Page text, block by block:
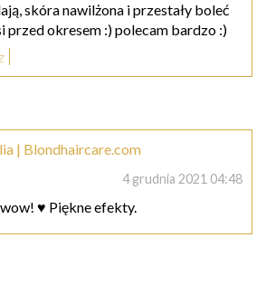
skóra nawilżona i przestały boleć
przed okresem :) polecam bardzo :)
| Blondhaircare.com
4 grudnia 2021 04:48
♥ Piękne efekty.